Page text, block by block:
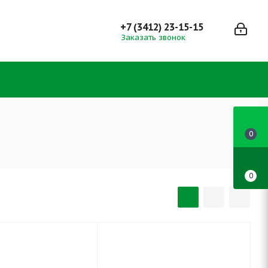
+7 (3412) 23-15-15
Заказать звонок
0
0